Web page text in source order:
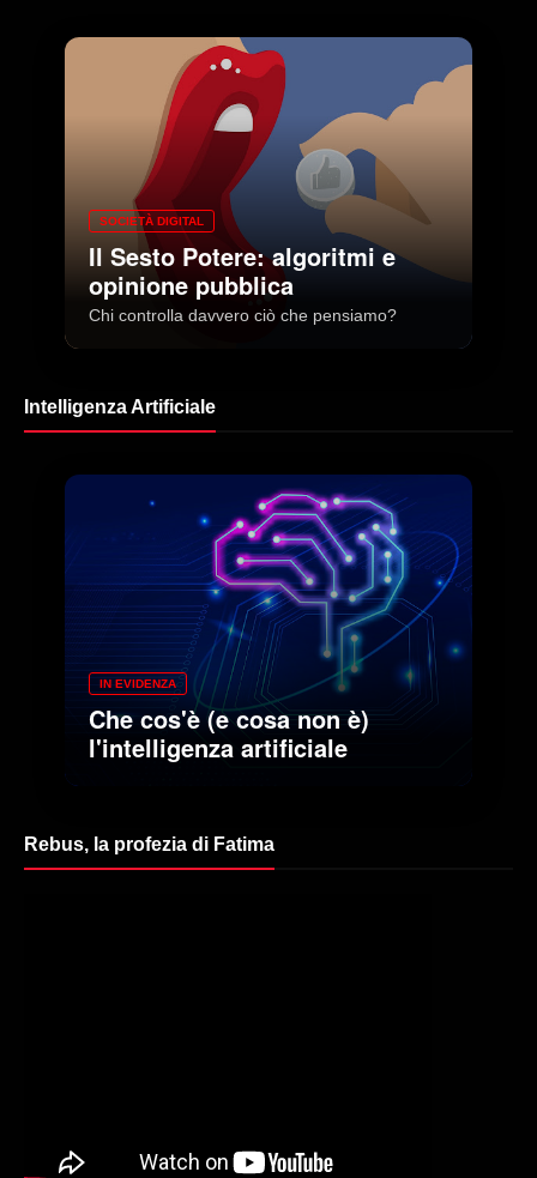
SOCIETÀ DIGITAL
Il Sesto Potere: algoritmi e
opinione pubblica
Chi controlla davvero ciò che pensiamo?
Intelligenza Artificiale
IN EVIDENZA
Che cos'è (e cosa non è)
l'intelligenza artificiale
Rebus, la profezia di Fatima